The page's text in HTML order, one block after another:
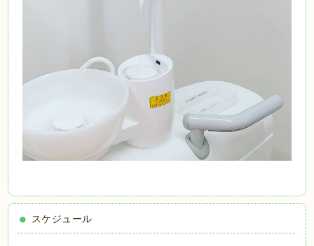
スケジュール